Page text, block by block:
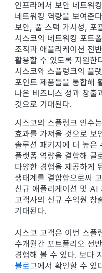
인프라에서 보안 네트워
네트워킹 역량을 보여준
보안, 풀 스택 가시성, 포
시스코의 네트워킹 포트
조직과 애플리케이션 전
활용할 수 있도록 지원한
시스코와 스플렁크의 플
포인트 제품들을 통합해
나은 비즈니스 성과 창출
것으로 기대된다.
시스코의 스플렁크 인수
효과를 가져올 것으로 보
솔루션 패키지에 더 높은
플랫폼 역량을 결합해 글
다양한 경험을 제공하게
생태계를 결합함으로써
신규 애플리케이션 및 AI
고객사의 신규 수익원 창
기대된다.
시스코 고객은 이번 스플
수개월간 포트폴리오 전
경험해 볼 수 있다. 보다
블로그에서 확인할 수 있